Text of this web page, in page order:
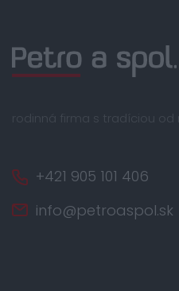
rodinná firma s tradíciou od
+421 905 101 406
info@petroaspol.sk